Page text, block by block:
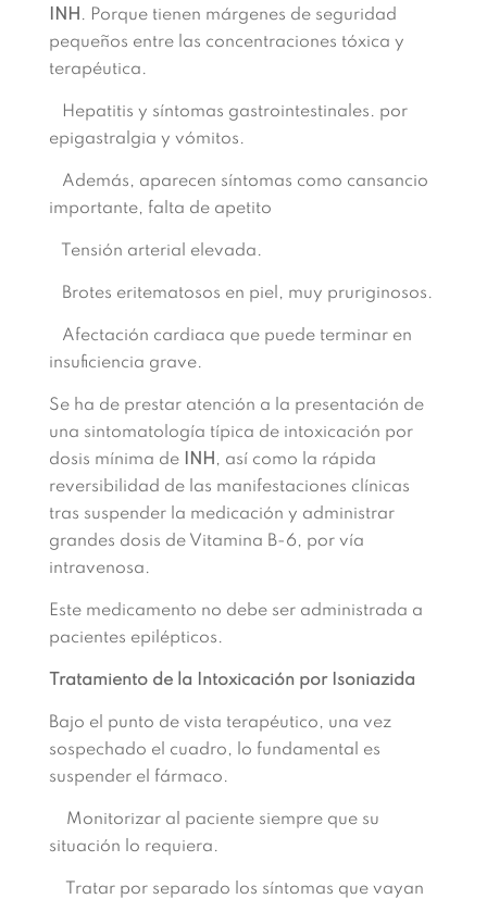
INH . Porque tienen márgenes de seguridad
pequeños entre las concentraciones tóxica y
terapéutica.
Hepatitis y síntomas gastrointestinales. por
epigastralgia y vómitos.
Además, aparecen síntomas como cansancio
importante, falta de apetito
Tensión arterial elevada.
Brotes eritematosos en piel, muy pruriginosos.
Afectación cardiaca que puede terminar en
insuficiencia grave.
Se ha de prestar atención a la presentación de
una sintomatología típica de intoxicación por
dosis mínima de INH , así como la rápida
reversibilidad de las manifestaciones clínicas
tras suspender la medicación y administrar
grandes dosis de Vitamina B-6, por vía
intravenosa.
Este medicamento no debe ser administrada a
pacientes epilépticos.
Tratamiento de la Intoxicación por Isoniazida
Bajo el punto de vista terapéutico, una vez
sospechado el cuadro,
lo fundamental es
suspender el fármaco.
Monitorizar al paciente siempre que su
situación lo requiera.
Tratar por separado los síntomas que vayan